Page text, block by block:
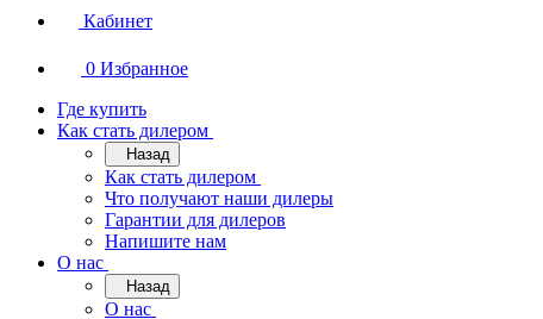
Кабинет
0 Избранное
Где купить
Как стать дилером
Назад
Как стать дилером
Что получают наши дилеры
Гарантии для дилеров
Напишите нам
О нас
Назад
О нас